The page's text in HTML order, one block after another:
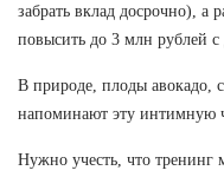
забрать вклад досрочно), а
повысить до 3 млн рублей
В природе, плоды авокадо,
напоминают эту интимную
Нужно учесть, что тренинг